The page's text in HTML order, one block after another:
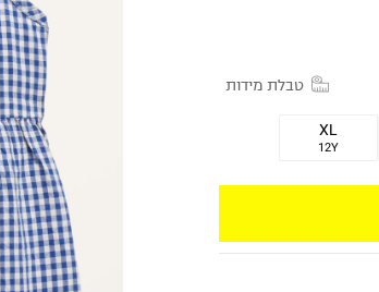
טבלת מידות
XL
12Y